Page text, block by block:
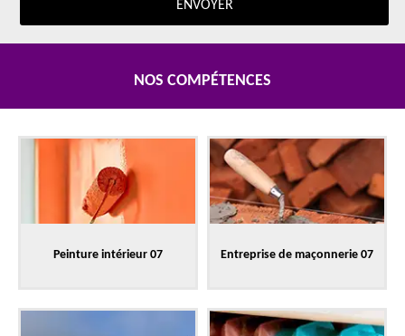
NOS COMPÉTENCES
Peinture intérieur 07 Entreprise de maçonnerie 07